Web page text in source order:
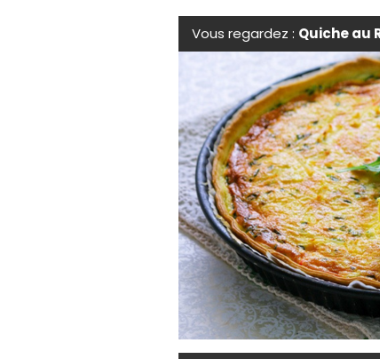
Vous regardez : Quiche au